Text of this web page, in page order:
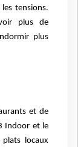
tensions.
plus de
plus
et de
Indoor et le
locaux